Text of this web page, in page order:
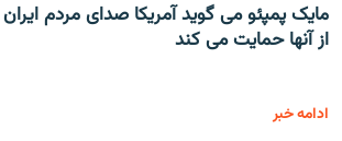
مایک پمپئو می گوید آمریکا صدای مردم
از آنها حمایت می کند
ادامه خبر